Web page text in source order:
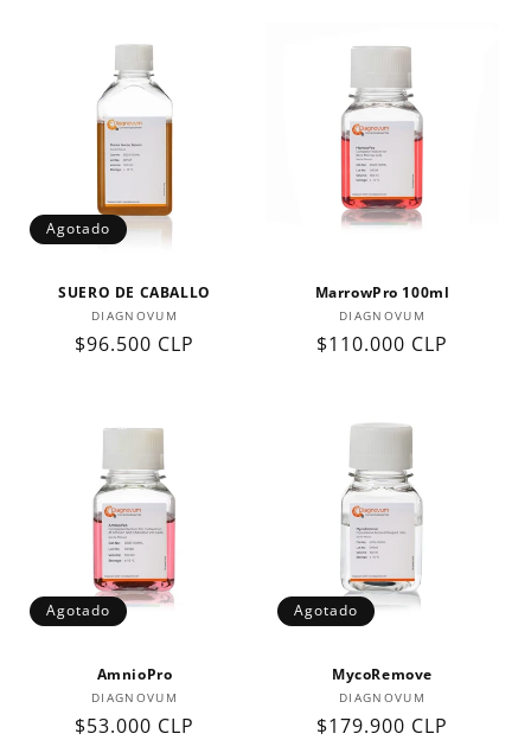
Agotado
SUERO DE CABALLO
Proveedor:
DIAGNOVUM
Precio
$96.500 CLP
MarrowPro 100ml
Proveedor:
DIAGNOVUM
Precio
$110.000 CLP
Agotado
AmnioPro
Proveedor:
DIAGNOVUM
Precio
$53.000 CLP
Agotado
MycoRemove
Proveedor:
DIAGNOVUM
Precio
$179.900 CLP